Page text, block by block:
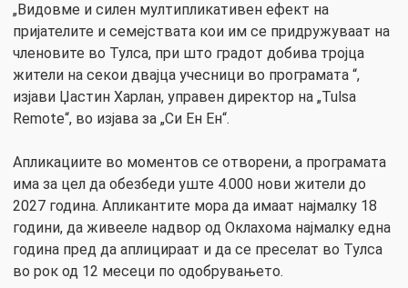
„Видовме и силен мултипликативен ефект на
пријателите и семејствата кои им се придружуваат на
членовите во Тулса, при што градот добива тројца
жители на секои двајца учесници во програмата “,
изјави Џастин Харлан, управен директор на „Tulsa
Remote“, во изјава за „Си Ен Ен“.
Апликациите во моментов се отворени, а програмата
има за цел да обезбеди уште 4.000 нови жители до
2027 година. Апликантите мора да имаат најмалку 18
години, да живееле надвор од Оклахома најмалку една
година пред да аплицираат и да се преселат во Тулса
во рок од 12 месеци по одобрувањето.